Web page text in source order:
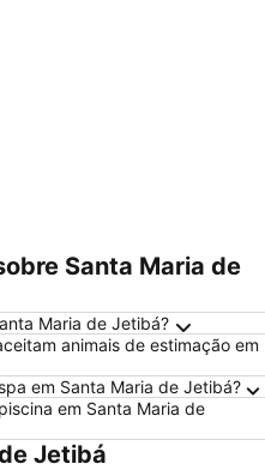
Santa Maria de
Maria de Jetibá?
animais de estimação em
em Santa Maria de Jetibá?
em Santa Maria de
Jetibá